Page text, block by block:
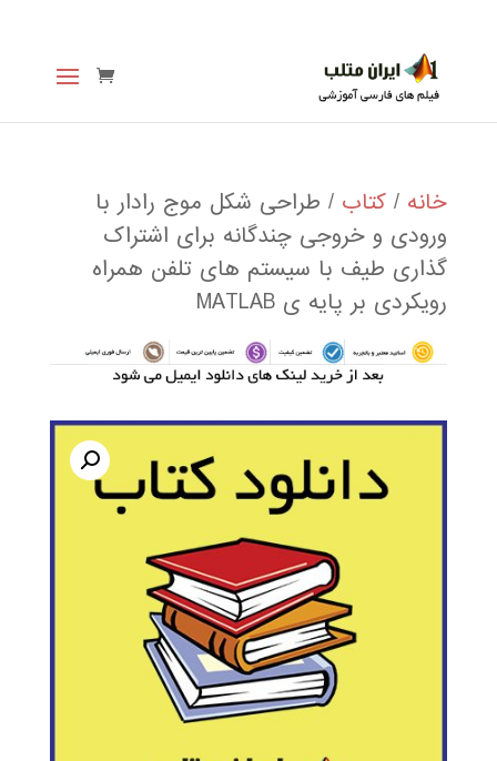
خانه / کتاب / طراحی شکل موج رادار با
ورودی و خروجی چندگانه برای اشتراک
گذاری طیف با سیستم های تلفن همراه
رویکردی بر پایه ی MATLAB